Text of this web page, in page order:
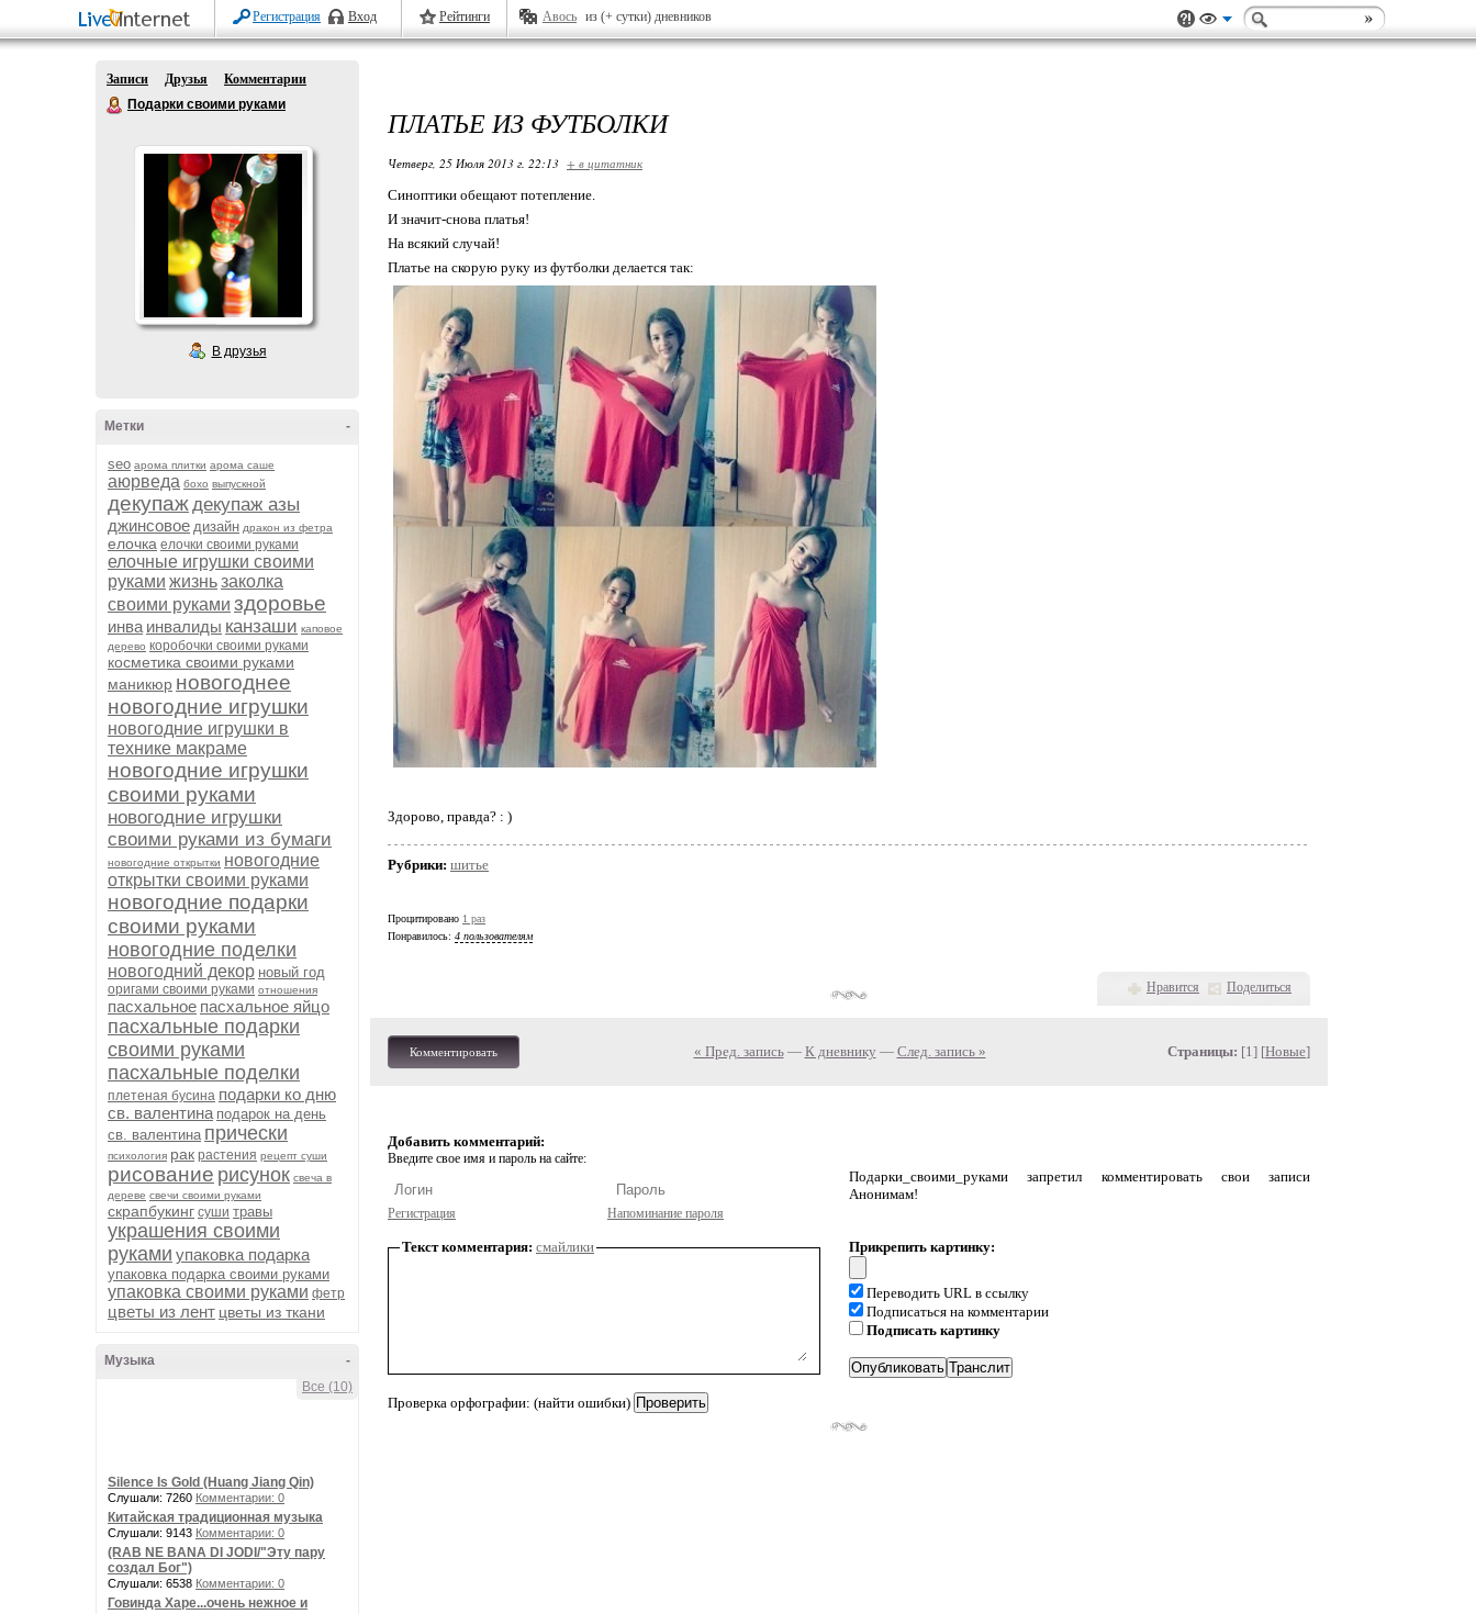
Регистрация Вход Рейтинги Авось из (+ сутки) дневников
Записи Друзья
Комментарии
Подарки своими руками
В друзья
-
Метки
seo арома плитки арома саше
аюрведа бохо выпускной
декупаждекупаж азы
джинсовое дизайн дракон из фетра
елочка елочки своими руками
елочные игрушки своими
руками жизньзаколка
своими руками здоровье
инва инвалиды канзаши каповое
дерево коробочки своими руками
косметика своими руками
маникюр новогоднее
новогодние игрушки
новогодние игрушки в
технике макраме
новогодние игрушки
своими руками
новогодние игрушки
своими руками из бумаги
новогодние открытки новогодние
открытки своими руками
новогодние подарки
своими руками
новогодние поделки
новогодний декор новый год
оригами своими руками отношения
пасхальное пасхальное яйцо
пасхальные подарки
своими руками
пасхальные поделки
плетеная бусина подарки ко дню
св. валентина подарок на день
св. валентина прически
психология рак растения рецепт суши
рисование рисунок свеча в
дереве свечи своими руками
скрапбукинг суши травы
украшения своими
руками упаковка подарка
упаковка подарка своими руками
упаковка своими руками фетр
цветы из лент цветы из ткани
-
Музыка
Все (10)
Silence Is Gold (Huang Jiang Qin)
Слушали: 7260 Комментарии: 0
Китайская традиционная музыка
Слушали: 9143 Комментарии: 0
(RAB NE BANA DI JODI/"Эту пару
создал Бог")
Слушали: 6538 Комментарии: 0
Говинда Харе...очень нежное и
ПЛАТЬЕ ИЗ ФУТБОЛКИ
Четверг, 25 Июля 2013 г. 22:13 + в цитатник
Синоптики обещают потепление.
И значит-снова платья!
На всякий случай!
Платье на скорую руку из футболки делается так:
Здорово, правда? : )
Рубрики: шитье
Процитировано 1 раз
Понравилось: 4 пользователям
Нравится Поделиться
Комментировать « Пред. запись— К дневнику — След. запись » Страницы: [1] [Новые]
Добавить комментарий:
Введите свое имя и пароль на сайте:
Регистрация Напоминание пароля
Подарки_своими_руками запретил комментировать свои записи
Анонимам!
Текст комментария: смайлики
Проверка орфографии: (найти ошибки)
Прикрепить картинку:
Переводить URL в ссылку
Подписаться на комментарии
Подписать картинку